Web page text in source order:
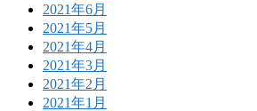
2021年6月
2021年5月
2021年4月
2021年3月
2021年2月
2021年1月